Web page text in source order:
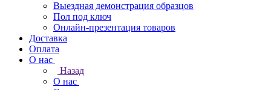
Выездная демонстрация образцов
Пол под ключ
Онлайн-презентация товаров
Доставка
Оплата
О нас
Назад
О нас